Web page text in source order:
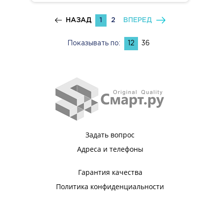
НАЗАД 1 2 ВПЕРЕД
Показывать по: 12 36
Задать вопрос
Адреса и телефоны
Гарантия качества
Политика конфиденциальности